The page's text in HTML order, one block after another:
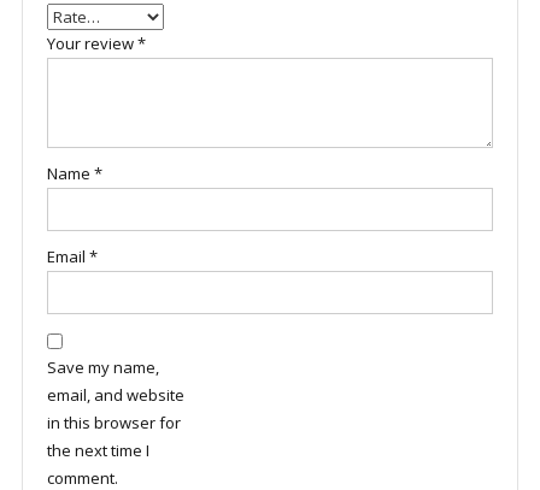
Your review*
Name *
Email *
Save my name,
email, and website
in this browser for
the next time I
comment.